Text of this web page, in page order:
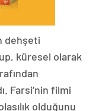
dehşeti
küresel olarak
Farsi’nin filmi
olduğunu